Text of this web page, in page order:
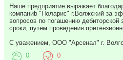
Наше предприятие выражает
компаниb "Поларис" г.Волжский за
вопросов по погашению дебиторской
сроки, путем проведения
С уважением, ООО "Арсенал" г.
0 0